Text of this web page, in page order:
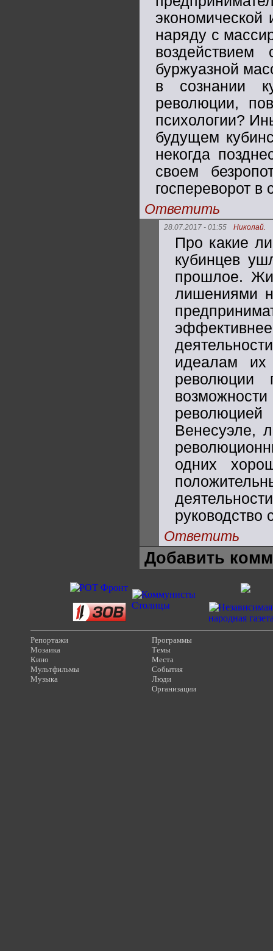
наряду с
воздействием
буржуазной
в сознании
революции,
психологии?
будущем
некогда
своем
госпереворот в
Ответить
28.07.2017 - 01:55 Николай.
Про какие
кубинцев
прошлое.
лишениями
идеалам их
революции
Венесуэле,
одних
руководство
Ответить
Добавить
Репортажи
Мозаика
Кино
Мультфильмы
Музыка
Программы
Темы
Места
События
Люди
Организации